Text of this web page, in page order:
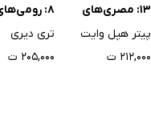
13: مصری‌های
معرکه
پیتر هپل وایت
۲۱۲,۰۰۰ ت
8: رومی‌های بی‌رحم
تری دیری
۲۰۵,۰۰۰ ت